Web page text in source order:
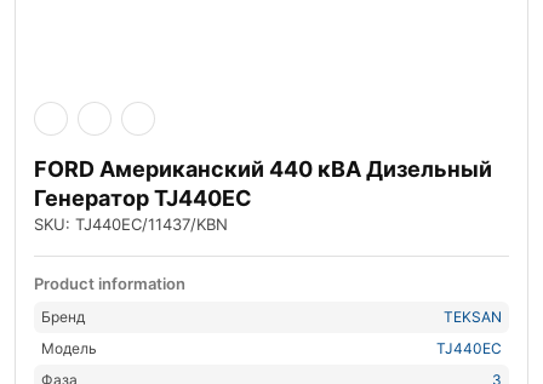
FORD Американский 440 кВА Дизельный
Генератор TJ440EC
SKU: TJ440EC/11437/KBN
Product information
Бренд
TEKSAN
Модель
TJ440EC
Фаза
3